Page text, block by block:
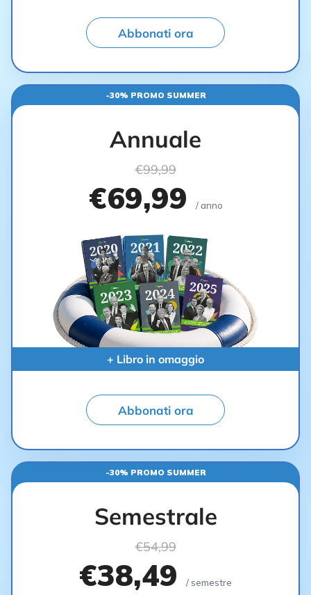
Abbonati ora
-30% PROMO SUMMER
Annuale
€99,99
€69,99 / anno
+ Libro in omaggio
Abbonati ora
-30% PROMO SUMMER
Semestrale
€54,99
€38,49 / semestre